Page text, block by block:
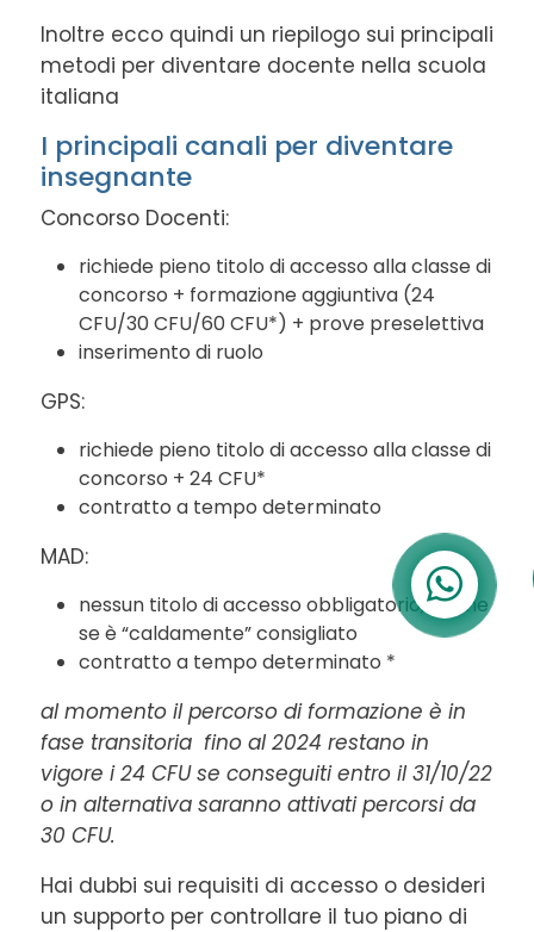
Inoltre ecco quindi un riepilogo sui principali
metodi per diventare docente nella scuola
italiana
I principali canali per diventare
insegnante
Concorso Docenti:
richiede pieno titolo di accesso alla classe di
concorso + formazione aggiuntiva (24
CFU/30 CFU/60 CFU*) + prove preselettiva
inserimento di ruolo
GPS:
richiede pieno titolo di accesso alla classe di
concorso + 24 CFU*
contratto a tempo determinato
MAD:
nessun titolo di accesso obbligatorio, anche
se è “caldamente” consigliato
contratto a tempo determinato *
al momento il percorso di formazione è in
fase transitoria fino al 2024 restano in
vigore i 24 CFU se conseguiti entro il 31/10/22
o in alternativa saranno attivati percorsi da
30 CFU.
Hai dubbi sui requisiti di accesso o desideri
un supporto per controllare il tuo piano di